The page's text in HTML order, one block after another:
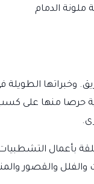
ملونة الدمام
وخبراتها الطويلة
حرصا منها على كسب
التشطبيات
والقصور